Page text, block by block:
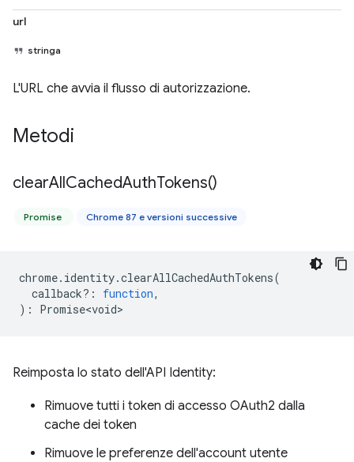
url
stringa
L'URL che avvia il flusso di autorizzazione.
Metodi
clearAllCachedAuthTokens()
Promise Chrome 87 e versioni successive
chrome. identity.clearAllCachedAuthTokens(
callback? : function,
) : Promise<void>
Reimposta lo stato dell'API Identity:
Rimuove tutti i token di accesso OAuth2 dalla
cache dei token
Rimuove le preferenze dell'account utente